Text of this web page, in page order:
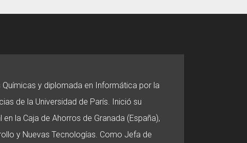
Químicas y diplomada en Informática por la
de la Universidad de París. Inició su
la Caja de Ahorros de Granada (España),
y Nuevas Tecnologías. Como Jefa de